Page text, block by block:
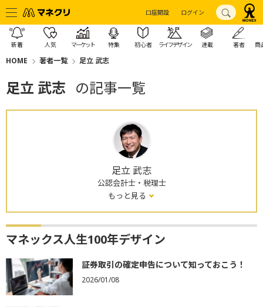
口座開設 ログイン
新着 人気 マーケット 特集 初心者 ライフデザイン 連載 著者 商
HOME 著者一覧 足立 武志
足立 武志 の記事一覧
足立 武志
公認会計士・税理士
もっと見る
マネックス人生100年デザイン
証券取引の確定申告について知っておこう！
2026/01/08